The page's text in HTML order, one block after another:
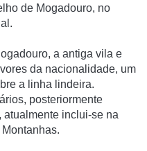
de Mogadouro, no
a antiga vila e
da nacionalidade, um
a linha lindeira.
posteriormente
inclui-se na